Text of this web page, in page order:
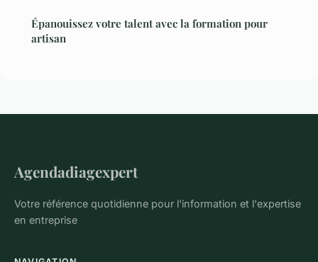
Épanouissez votre talent avec la formation pour
artisan
Agendadiagexpert
Votre référence quotidienne pour l'information et l'expertise
en entreprise